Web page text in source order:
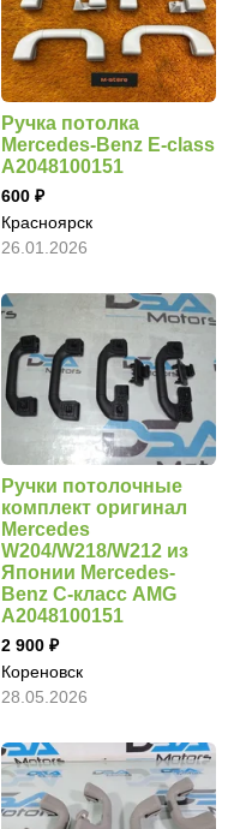
Ручка потолка
Mercedes-Benz E-class
A2048100151
600
Красноярск
26.01.2026
Ручки потолочные
комплект оригинал
Mercedes
W204/W218/W212 из
Японии Mercedes-
Benz C-класс AMG
A2048100151
2 900
Кореновск
28.05.2026